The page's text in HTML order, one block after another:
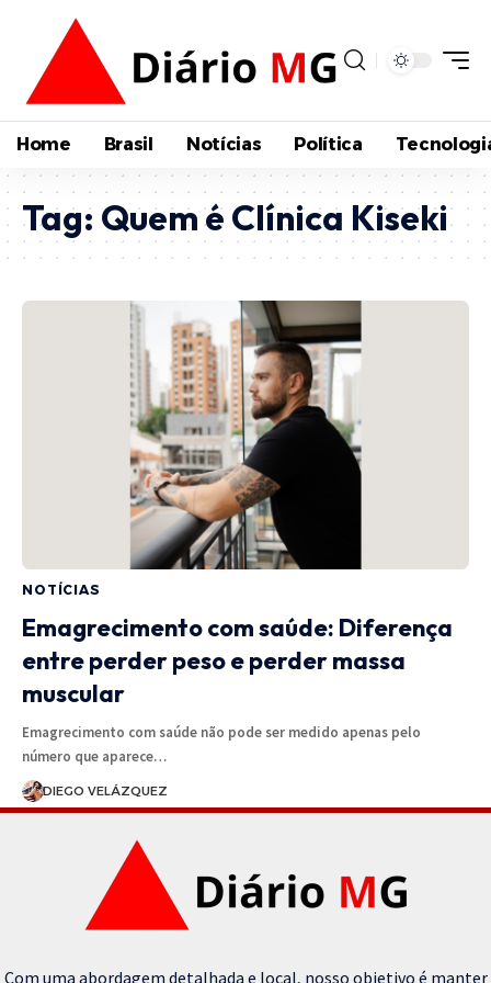
Home Brasil Notícias Política
Tag: Quem é Clínica Kiseki
NOTÍCIAS
Emagrecimento com saúde: Diferença
entre perder peso e perder massa
muscular
Emagrecimento com saúde não pode ser medido apenas pelo
número que aparece…
DIEGO VELÁZQUEZ
Com uma abordagem detalhada e local, nosso objetivo é manter